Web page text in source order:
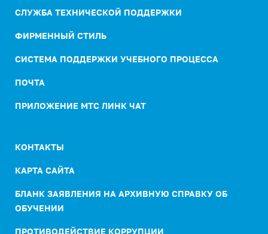
СЛУЖБА ТЕХНИЧЕСКОЙ ПОДДЕРЖКИ
ФИРМЕННЫЙ СТИЛЬ
СИСТЕМА ПОДДЕРЖКИ УЧЕБНОГО ПРОЦЕССА
ПОЧТА
ПРИЛОЖЕНИЕ МТС ЛИНК ЧАТ
КОНТАКТЫ
КАРТА САЙТА
БЛАНК ЗАЯВЛЕНИЯ НА АРХИВНУЮ СПРАВКУ ОБ
ОБУЧЕНИИ
ПРОТИВОДЕЙСТВИЕ КОРРУПЦИИ